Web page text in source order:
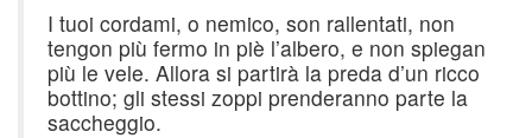
I tuoi cordami, o nemico, son rallentati, non
tengon più fermo in piè l’albero, e non spiegan
più le vele. Allora si partirà la preda d’un ricco
bottino; gli stessi zoppi prenderanno parte la
saccheggio.